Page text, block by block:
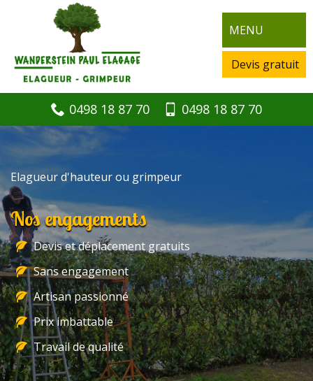
MENU
Devis gratuit
0498 18 87 70 0498 18 87 70
Elagueur d'hauteur ou grimpeur
Nos engagements
Devis et déplacement gratuits
Sans engagement
Artisan passionné
Prix imbattable
Travail de qualité